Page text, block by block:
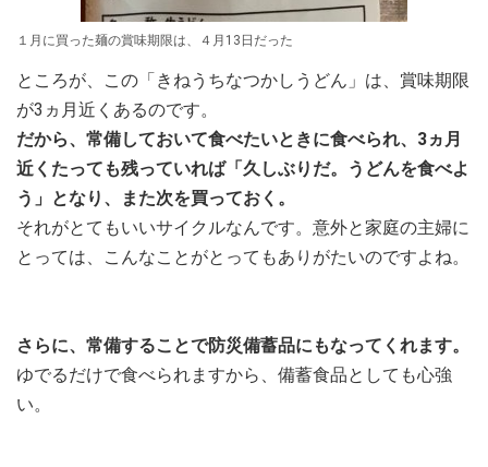
１月に買った麺の賞味期限は、４月13日だった
ところが、この「きねうちなつかしうどん」は、賞味期限
が3ヵ月近くあるのです。
だから、常備しておいて食べたいときに食べられ、3ヵ月
近くたっても残っていれば「久しぶりだ。うどんを食べよ
う」となり、また次を買っておく。
それがとてもいいサイクルなんです。意外と家庭の主婦に
とっては、こんなことがとってもありがたいのですよね。
さらに、常備することで防災備蓄品にもなってくれます。
ゆでるだけで食べられますから、備蓄食品としても心強
い。